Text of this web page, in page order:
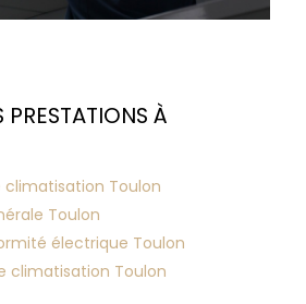
PRESTATIONS À
Toulon
Toulon
électrique Toulon
climatisation Toulon